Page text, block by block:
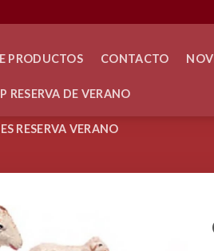
PRODUCTOS CONTACTO
RESERVA DE VERANO
RESERVA VERANO